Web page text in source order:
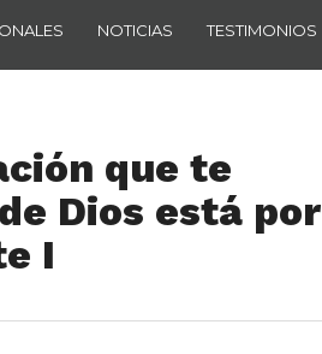
NOTICIAS TESTIMONIOS
que te
Dios está por
I